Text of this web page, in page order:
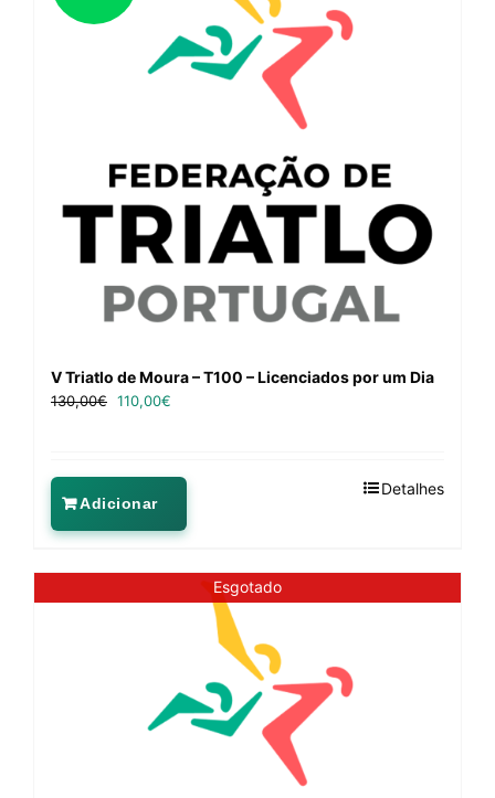
V Triatlo de Moura – T100 – Licenciados por um Dia
130,00€ 110,00€
Adicionar
Detalhes
Esgotado